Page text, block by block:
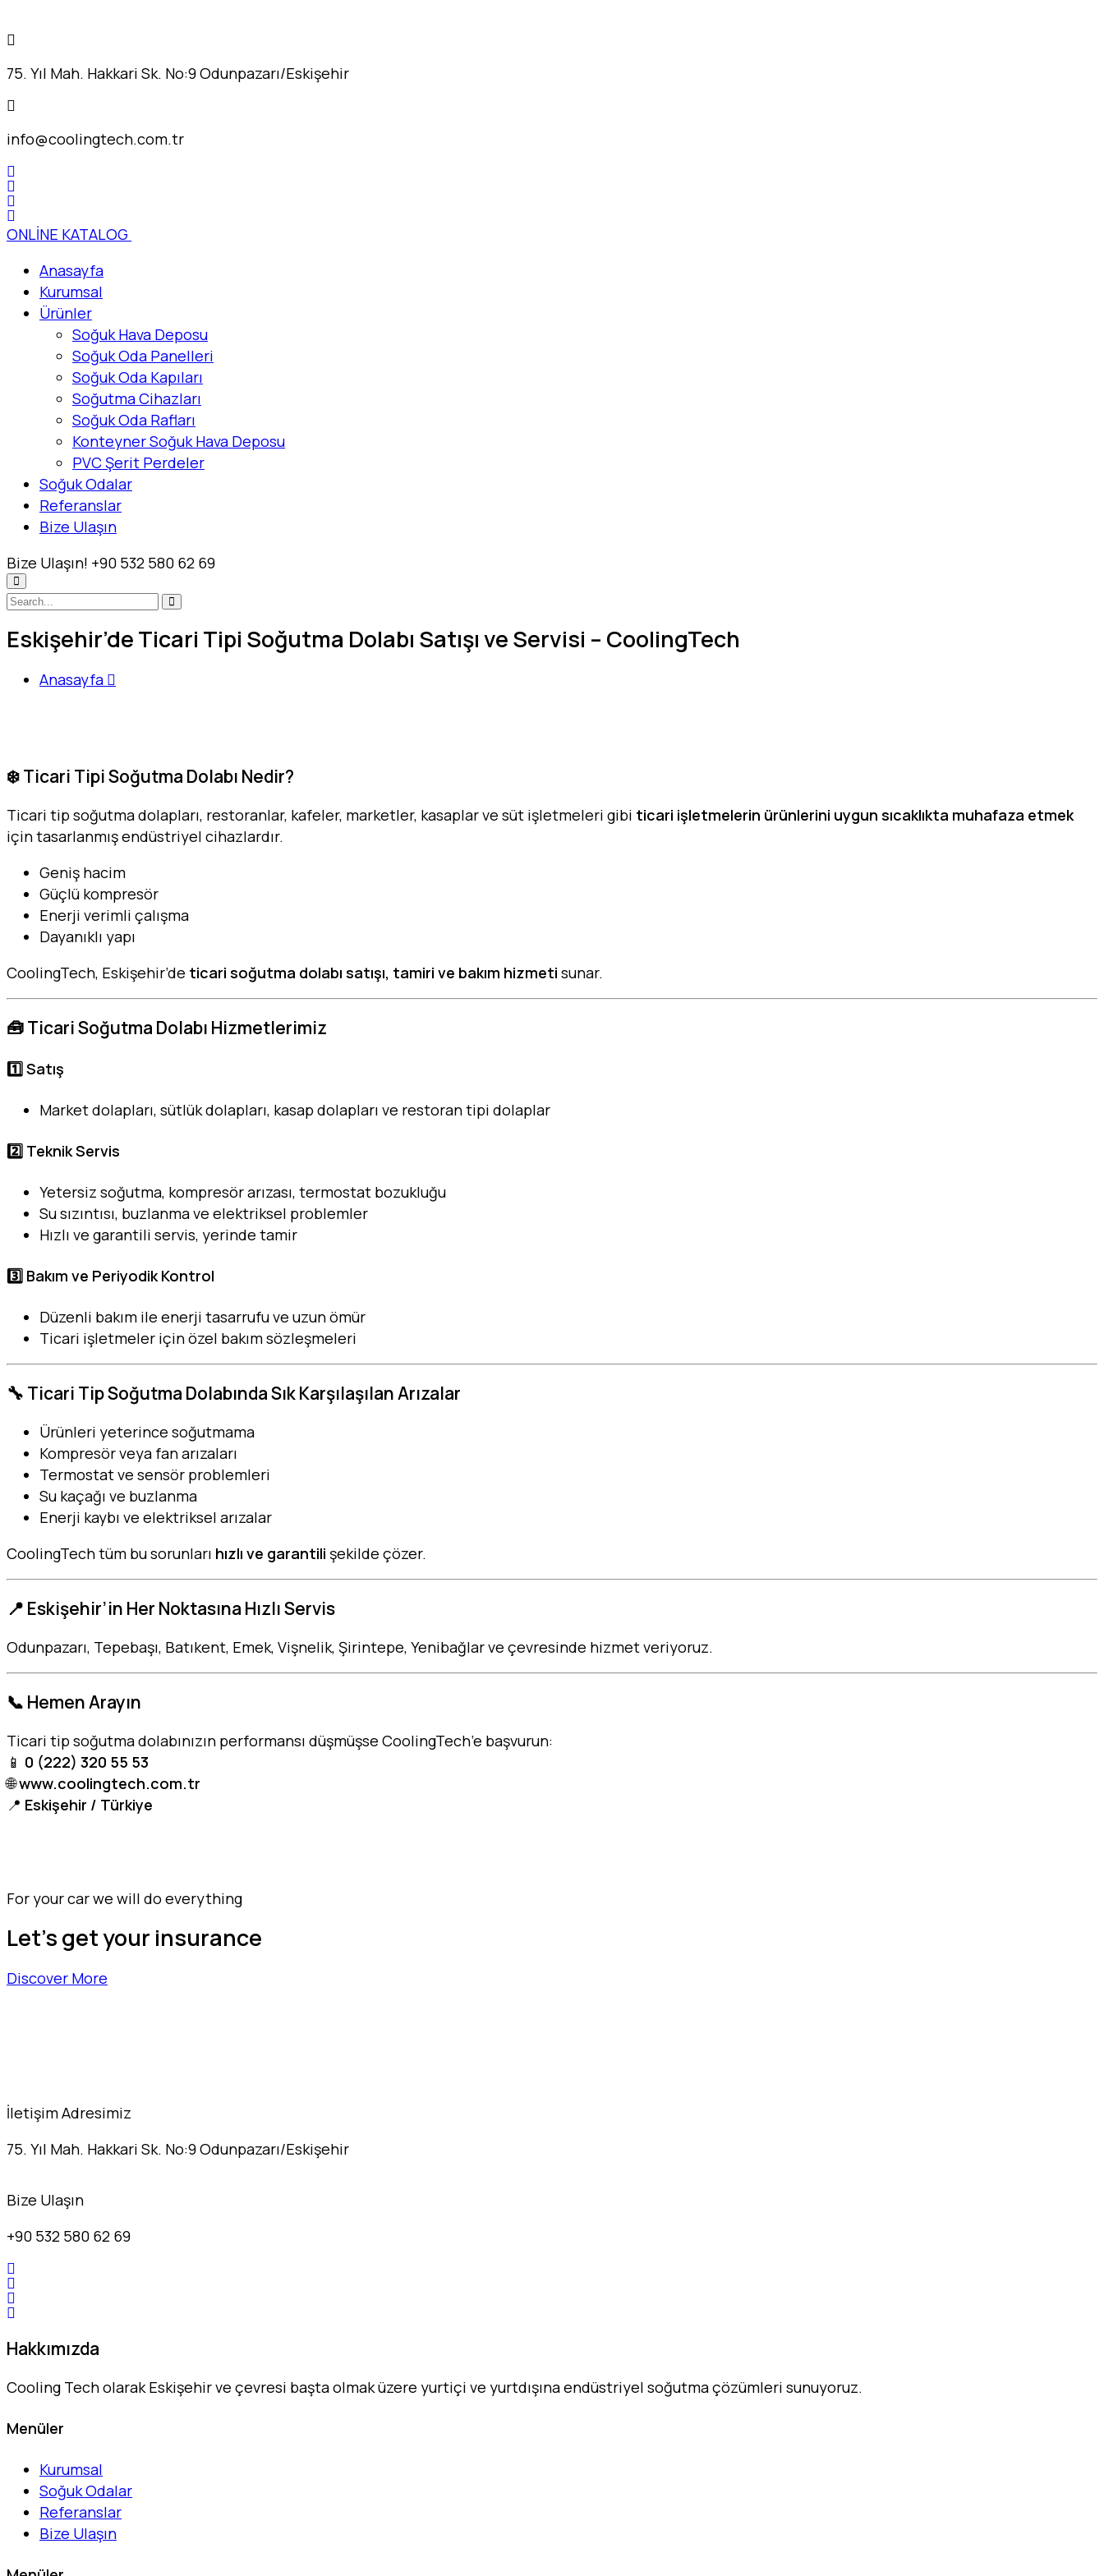
75. Yıl Mah. Hakkari Sk. No:9 Odunpazarı/Eskişehir
info@coolingtech.com.tr
ONLİNE KATALOG
Anasayfa
Kurumsal
Ürünler
Soğuk Hava Deposu
Soğuk Oda Panelleri
Soğuk Oda Kapıları
Soğutma Cihazları
Soğuk Oda Rafları
Konteyner Soğuk Hava Deposu
PVC Şerit Perdeler
Soğuk Odalar
Referanslar
Bize Ulaşın
Bize Ulaşın! +90 532 580 62 69
Eskişehir’de Ticari Tipi Soğutma Dolabı Satışı ve Servisi – CoolingTech
Anasayfa
❄️ Ticari Tipi Soğutma Dolabı Nedir?
Ticari tip soğutma dolapları, restoranlar, kafeler, marketler, kasaplar ve süt işletmeleri gibi ticari işletmelerin ürünlerini uygun sıcaklıkta muhafaza etmek
için tasarlanmış endüstriyel cihazlardır.
Geniş hacim
Güçlü kompresör
Enerji verimli çalışma
Dayanıklı yapı
CoolingTech, Eskişehir’de ticari soğutma dolabı satışı, tamiri ve bakım hizmeti sunar.
🧰 Ticari Soğutma Dolabı Hizmetlerimiz
1️⃣ Satış
Market dolapları, sütlük dolapları, kasap dolapları ve restoran tipi dolaplar
2️⃣ Teknik Servis
Yetersiz soğutma, kompresör arızası, termostat bozukluğu
Su sızıntısı, buzlanma ve elektriksel problemler
Hızlı ve garantili servis, yerinde tamir
3️⃣ Bakım ve Periyodik Kontrol
Düzenli bakım ile enerji tasarrufu ve uzun ömür
Ticari işletmeler için özel bakım sözleşmeleri
🔧 Ticari Tip Soğutma Dolabında Sık Karşılaşılan Arızalar
Ürünleri yeterince soğutmama
Kompresör veya fan arızaları
Termostat ve sensör problemleri
Su kaçağı ve buzlanma
Enerji kaybı ve elektriksel arızalar
CoolingTech tüm bu sorunları hızlı ve garantili şekilde çözer.
📍 Eskişehir’in Her Noktasına Hızlı Servis
Odunpazarı, Tepebaşı, Batıkent, Emek, Vişnelik, Şirintepe, Yenibağlar ve çevresinde hizmet veriyoruz.
📞 Hemen Arayın
Ticari tip soğutma dolabınızın performansı düşmüşse CoolingTech’e başvurun:
📱 0 (222) 320 55 53
🌐www.coolingtech.com.tr
📍 Eskişehir / Türkiye
For your car we will do everything
Let's get your insurance
Discover More
İletişim Adresimiz
75. Yıl Mah. Hakkari Sk. No:9 Odunpazarı/Eskişehir
Bize Ulaşın
+90 532 580 62 69
Hakkımızda
Cooling Tech olarak Eskişehir ve çevresi başta olmak üzere yurtiçi ve yurtdışına endüstriyel soğutma çözümleri sunuyoruz.
Menüler
Kurumsal
Soğuk Odalar
Referanslar
Bize Ulaşın